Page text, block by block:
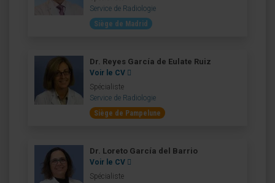
Service de Radiologie
Siège de Madrid
Dr. Reyes García de Eulate Ruiz
Voir le CV
Spécialiste
Service de Radiologie
Siège de Pampelune
Dr. Loreto García del Barrio
Voir le CV
Spécialiste